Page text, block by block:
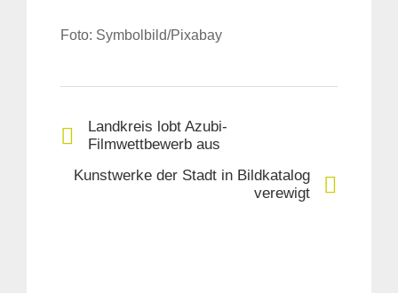
Foto: Symbolbild/Pixabay
Landkreis lobt Azubi-
Filmwettbewerb aus
Kunstwerke der Stadt in Bildkatalog
verewigt